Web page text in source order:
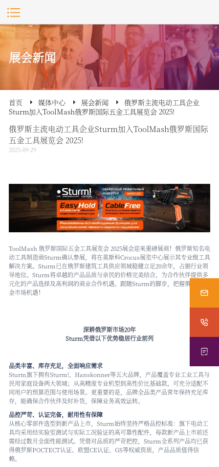
展会新闻
首页 媒体中心 展会新闻
俄罗斯主流电动工具企业
Sturm加入ToolMash俄罗斯国际五金工具展览会 2025!
俄罗斯主流电动工具企业Sturm加入ToolMash俄罗斯国际
五金工具展览会 2025!
2025-09-29
ToolMash 俄罗斯国际五金工具展览会2025展会迎来重磅展商！俄罗斯知名电
动工具制造商Sturm确认参展，将在莫斯科Crocus展览中心展示其专业级工具
解决方案。Sturm已在俄罗斯建筑工具供应领域稳健立足20余年，占据行业领
导地位。Sturm将卓越的产品品质与亲民的价格完美结合，为合作伙伴提供多
元化的产品选择及高利润的商业合作机遇。跟随Sturm的脚步，把握俄罗斯五
金市场机遇！
深耕俄罗斯市场20年
Sturm凭借以下优势稳居行业前列
品类丰富、库存充足，全面响应需求
Sturm旗下拥有Sturm!、Hanskonner等五大品牌，产品覆盖专业工业工具与
民用家庭设备两大领域；从高精度专业机型到高性价比基础款，可充分适配不
同用户的预算范围与使用场景。更重要的是，品牌全品类产品常年保持充足库
存，能确保合作伙伴及时补货，保障业务高效运转。
品控严苛、认证完备，耐用性有保障
从核心零部件选型到新产品上市，Sturm始终坚持严格品控标准：旗下电动工
具均采用经实验室测试与实际工况验证的高可靠性配件，每款新产品上市前还
需经过数月全面性能测试。凭借对品质的严苛把控，Sturm全系列产品均已获
得俄罗斯РОСТЕСТ认证、欧盟CE认证、GS等权威资质，产品品质值得信
赖。